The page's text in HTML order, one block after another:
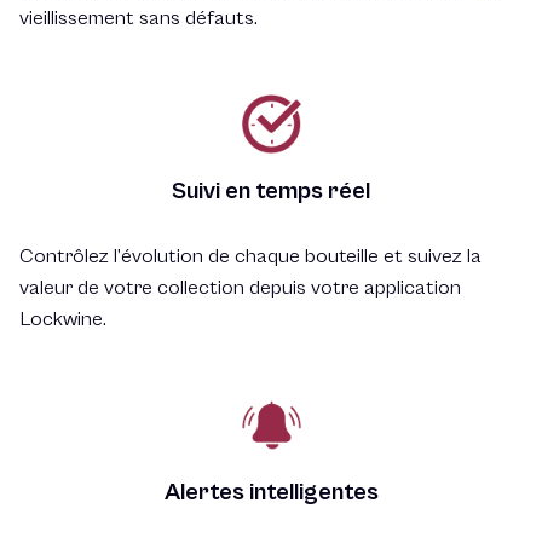
vieillissement sans défauts.
Suivi en temps réel
Contrôlez l’évolution de chaque bouteille et suivez la
valeur de votre collection depuis votre application
Lockwine.
Alertes intelligentes